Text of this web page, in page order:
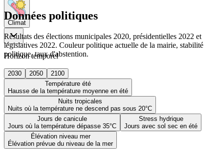
Climat
Horizon temporel
2030 2050
2100
Température été
Hausse de la température moyenne en été
Nuits tropicales
Nuits où la température ne descend pas sous 20°C
Jours de canicule
Jours où la température dépasse 35°C
Stress hydrique
Jours avec sol sec en été
Élévation niveau mer
Élévation prévue du niveau de la mer
Données politiques
Résultats des élections municipales 2020, présidentielles 2022 et
législatives 2022. Couleur politique actuelle de la mairie, stabilité
politique, taux d'abstention.